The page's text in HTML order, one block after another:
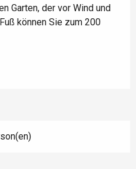
Garten, der vor Wind und
können Sie zum 200